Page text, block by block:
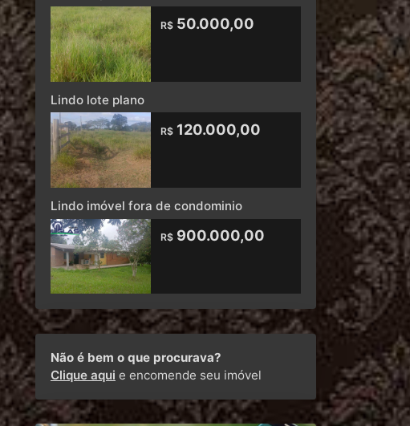
R$50.000,00
Lindo lote plano
R$120.000,00
Lindo imóvel fora de condominio
R$900.000,00
Não é bem o que procurava?
Clique aqui e encomende seu imóvel